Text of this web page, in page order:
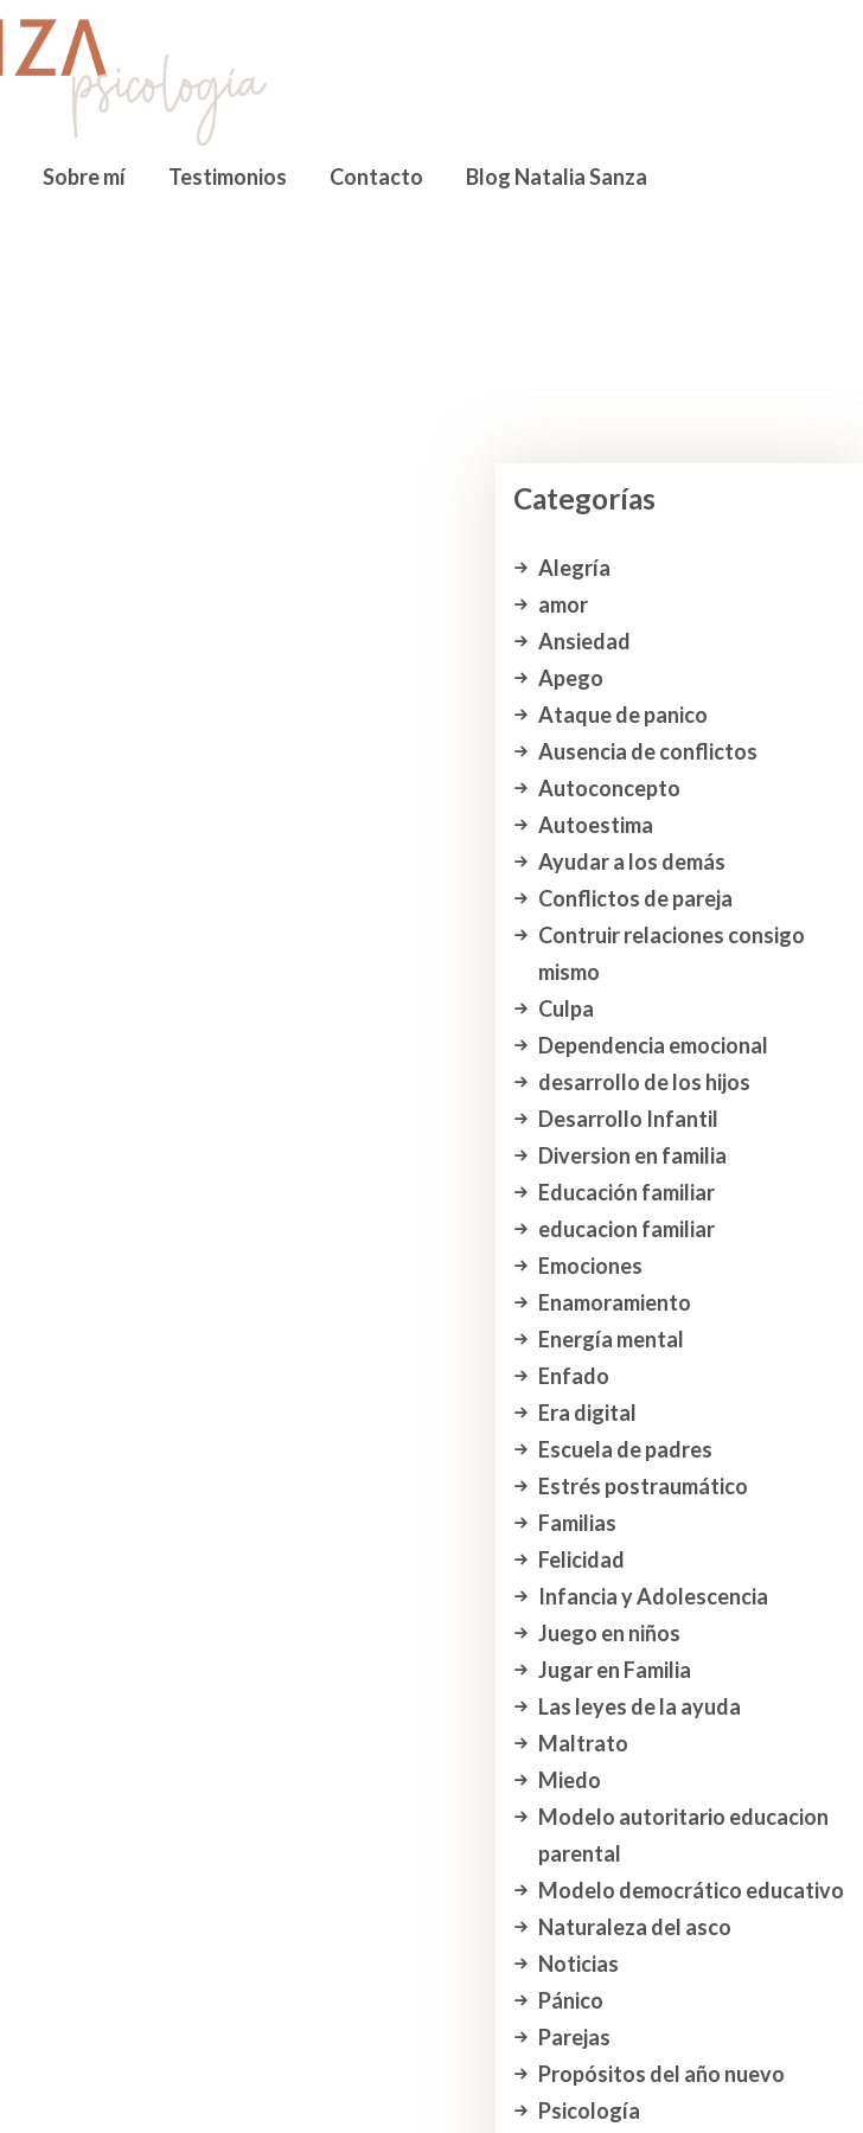
Sobre mí Testimonios Contacto Blog Natalia Sanza
Categorías
Alegría
amor
Ansiedad
Apego
Ataque de panico
Ausencia de conflictos
Autoconcepto
Autoestima
Ayudar a los demás
Conflictos de pareja
Contruir relaciones consigo
mismo
Culpa
Dependencia emocional
desarrollo de los hijos
Desarrollo Infantil
Diversion en familia
Educación familiar
educacion familiar
Emociones
Enamoramiento
Energía mental
Enfado
Era digital
Escuela de padres
Estrés postraumático
Familias
Felicidad
Infancia y Adolescencia
Juego en niños
Jugar en Familia
Las leyes de la ayuda
Maltrato
Miedo
Modelo autoritario educacion
parental
Modelo democrático educativo
Naturaleza del asco
Noticias
Pánico
Parejas
Propósitos del año nuevo
Psicología